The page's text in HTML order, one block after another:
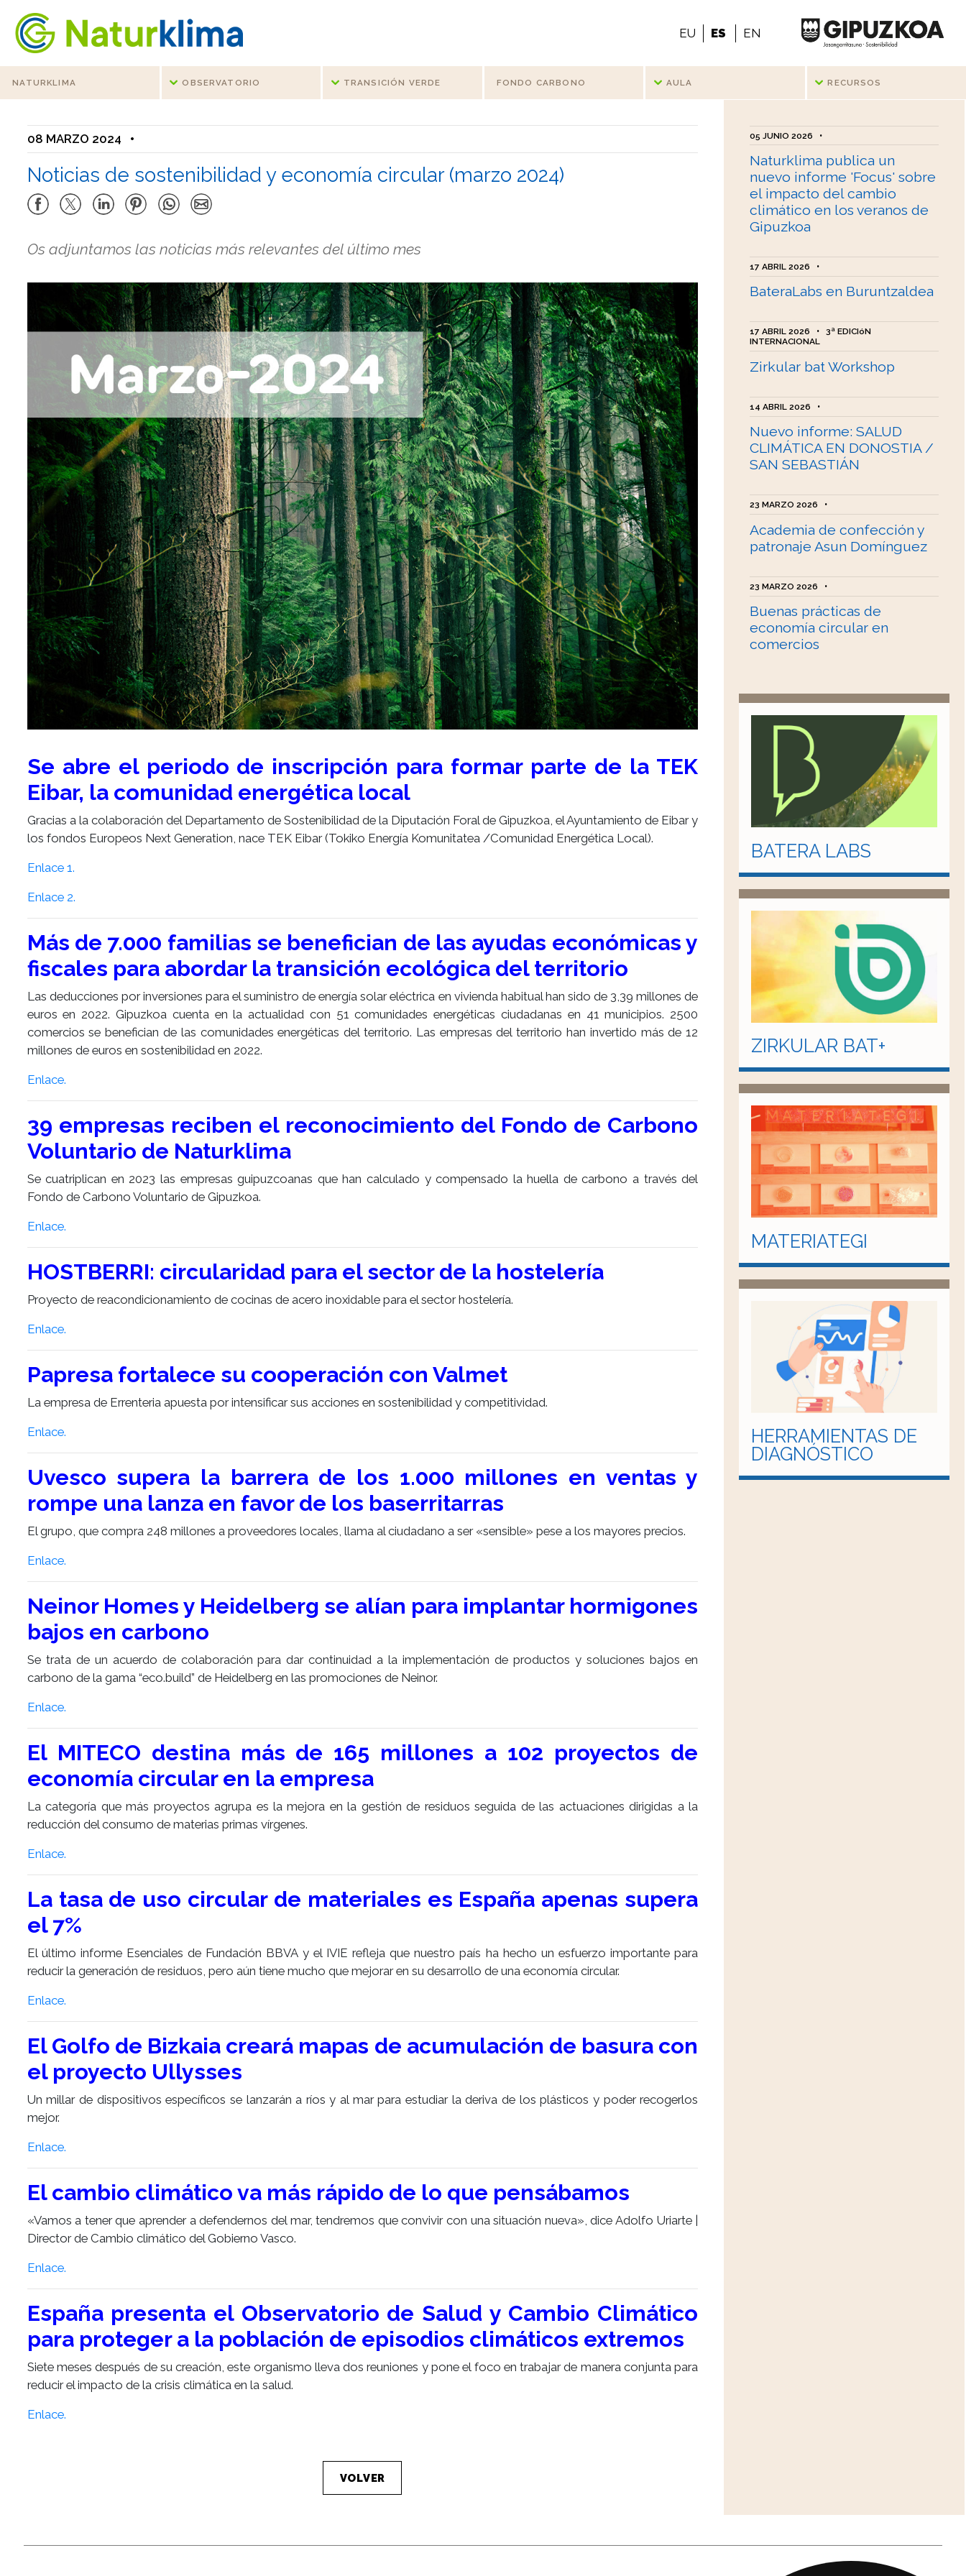
Ir al índice principal de contenidos
Ir a los contenidos
EU ES EN
NATURKLIMA OBSERVATORIO TRANSICIÓN VERDE FONDO CARBONO AULA RECURSOS
08 MARZO 2024 •
Noticias de sostenibilidad y economía circular (marzo 2024)
Os adjuntamos las noticias más relevantes del último mes
Se abre el periodo de inscripción para formar parte de la TEK
Eibar, la comunidad energética local
Gracias a la colaboración del Departamento de Sostenibilidad de la Diputación Foral de Gipuzkoa, el Ayuntamiento de Eibar y
los fondos Europeos Next Generation, nace TEK Eibar (Tokiko Energía Komunitatea /Comunidad Energética Local).
Enlace 1.
Enlace 2.
Más de 7.000 familias se benefician de las ayudas económicas y
fiscales para abordar la transición ecológica del territorio
Las deducciones por inversiones para el suministro de energía solar eléctrica en vivienda habitual han sido de 3,39 millones de
euros en 2022. Gipuzkoa cuenta en la actualidad con 51 comunidades energéticas ciudadanas en 41 municipios. 2500
comercios se benefician de las comunidades energéticas del territorio. Las empresas del territorio han invertido más de 12
millones de euros en sostenibilidad en 2022.
Enlace.
39 empresas reciben el reconocimiento del Fondo de Carbono
Voluntario de Naturklima
Se cuatriplican en 2023 las empresas guipuzcoanas que han calculado y compensado la huella de carbono a través del
Fondo de Carbono Voluntario de Gipuzkoa.
Enlace.
HOSTBERRI: circularidad para el sector de la hostelería
Proyecto de reacondicionamiento de cocinas de acero inoxidable para el sector hostelería.
Enlace.
Papresa fortalece su cooperación con Valmet
La empresa de Errenteria apuesta por intensificar sus acciones en sostenibilidad y competitividad.
Enlace.
Uvesco supera la barrera de los 1.000 millones en ventas y
rompe una lanza en favor de los baserritarras
El grupo, que compra 248 millones a proveedores locales, llama al ciudadano a ser «sensible» pese a los mayores precios.
Enlace.
Neinor Homes y Heidelberg se alían para implantar hormigones
bajos en carbono
Se trata de un acuerdo de colaboración para dar continuidad a la implementación de productos y soluciones bajos en
carbono de la gama “eco.build” de Heidelberg en las promociones de Neinor.
Enlace.
El MITECO destina más de 165 millones a 102 proyectos de
economía circular en la empresa
La categoría que más proyectos agrupa es la mejora en la gestión de residuos seguida de las actuaciones dirigidas a la
reducción del consumo de materias primas vírgenes.
Enlace.
La tasa de uso circular de materiales es España apenas supera
el 7%
El último informe Esenciales de Fundación BBVA y el IVIE refleja que nuestro país ha hecho un esfuerzo importante para
reducir la generación de residuos, pero aún tiene mucho que mejorar en su desarrollo de una economía circular.
Enlace.
El Golfo de Bizkaia creará mapas de acumulación de basura con
el proyecto Ullysses
Un millar de dispositivos específicos se lanzarán a ríos y al mar para estudiar la deriva de los plásticos y poder recogerlos
mejor.
Enlace.
El cambio climático va más rápido de lo que pensábamos
«Vamos a tener que aprender a defendernos del mar, tendremos que convivir con una situación nueva», dice Adolfo Uriarte |
Director de Cambio climático del Gobierno Vasco.
Enlace.
España presenta el Observatorio de Salud y Cambio Climático
para proteger a la población de episodios climáticos extremos
Siete meses después de su creación, este organismo lleva dos reuniones y pone el foco en trabajar de manera conjunta para
reducir el impacto de la crisis climática en la salud.
Enlace.
VOLVER
05 JUNIO 2026 •
Naturklima publica un
nuevo informe 'Focus' sobre
el impacto del cambio
climático en los veranos de
Gipuzkoa
17 ABRIL 2026 •
BateraLabs en Buruntzaldea
17 ABRIL 2026 • 3ª EDICIóN
INTERNACIONAL
Zirkular bat Workshop
14 ABRIL 2026 •
Nuevo informe: SALUD
CLIMÁTICA EN DONOSTIA /
SAN SEBASTIÁN
23 MARZO 2026 •
Academia de confección y
patronaje Asun Domínguez
23 MARZO 2026 •
Buenas prácticas de
economía circular en
comercios
BATERA LABS
ZIRKULAR BAT+
MATERIATEGI
HERRAMIENTAS DE
DIAGNÓSTICO